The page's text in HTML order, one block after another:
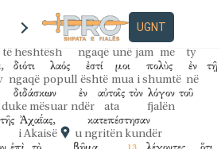
UGNT
tha dhe Zoti në
νυκτὶ
natë nëpërmjet
σιωπήσῃς,
të heshtësh
διότι
ngaqë
ἐγώ
unë jam
μετὰ
me ty
διότι
ngaqë
λαός
popull
ἐστί
është
μοι
mua
πολὺς
i shumtë
ἐν
në
τῇ
διδάσκων
duke mësuar
ἐν
ndër
αὐτοῖς
ata
τὸν λόγον
fjalën
τοῦ
τῆς Ἀχαΐας,
i Akaisë
κατεπέστησαν
u ngritën kundër